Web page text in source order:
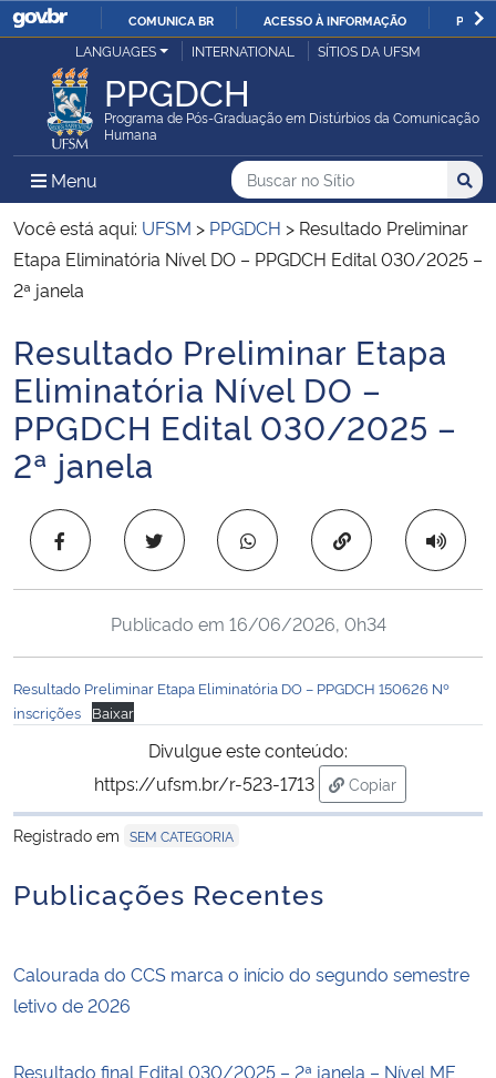
IR
O
COMUNICA BR ACESSO À INFORMAÇÃO
Ministério da Justiça e Segurança Pública
Ministério da Defesa
Ministério das Relações Exteriores
Ministério da Economia
Ministério da Infraestrutura
Ministério da Agricultura, Pecuária e Abastecimento
Ministério da Educação
Ministério da Cidadania
Ministério da Saúde
Ministério de Minas e Energia
Ministério da Ciência, Tecnologia, Inovações e Comunicações
Ministério do Meio Ambiente
Ministério do Turismo
Ministério da Mulher, da Família e dos Direitos Humanos
LANGUAGES INTERNATIONAL SÍTIOS DA UFSM
PPGDCH
Programa de Pós-Graduação em Distúrbios da Comunicação
Humana
Menu Menu Principal do Sítio
Busca
Buscar no no Sítio
Busca:
Você está aqui: UFSM > PPGDCH > Resultado Preliminar
Etapa Eliminatória Nível DO – PPGDCH Edital 030/2025 –
2ª janela
Início do conteúdo
Resultado Preliminar Etapa
Eliminatória Nível DO –
PPGDCH Edital 030/2025 –
2ª janela
Copiar para área
Publicado em 16/06/2026, 0h34
Resultado Preliminar Etapa Eliminatória DO – PPGDCH 150626 Nº
inscrições
Baixar
Divulgue este conteúdo:
https://ufsm.br/r-523-1713
Copiar
para área de
Registrado em SEM CATEGORIA
Publicações Recentes
Calourada do CCS marca o início do segundo semestre
letivo de 2026
Resultado final Edital 030/2025 – 2ª janela – Nível ME